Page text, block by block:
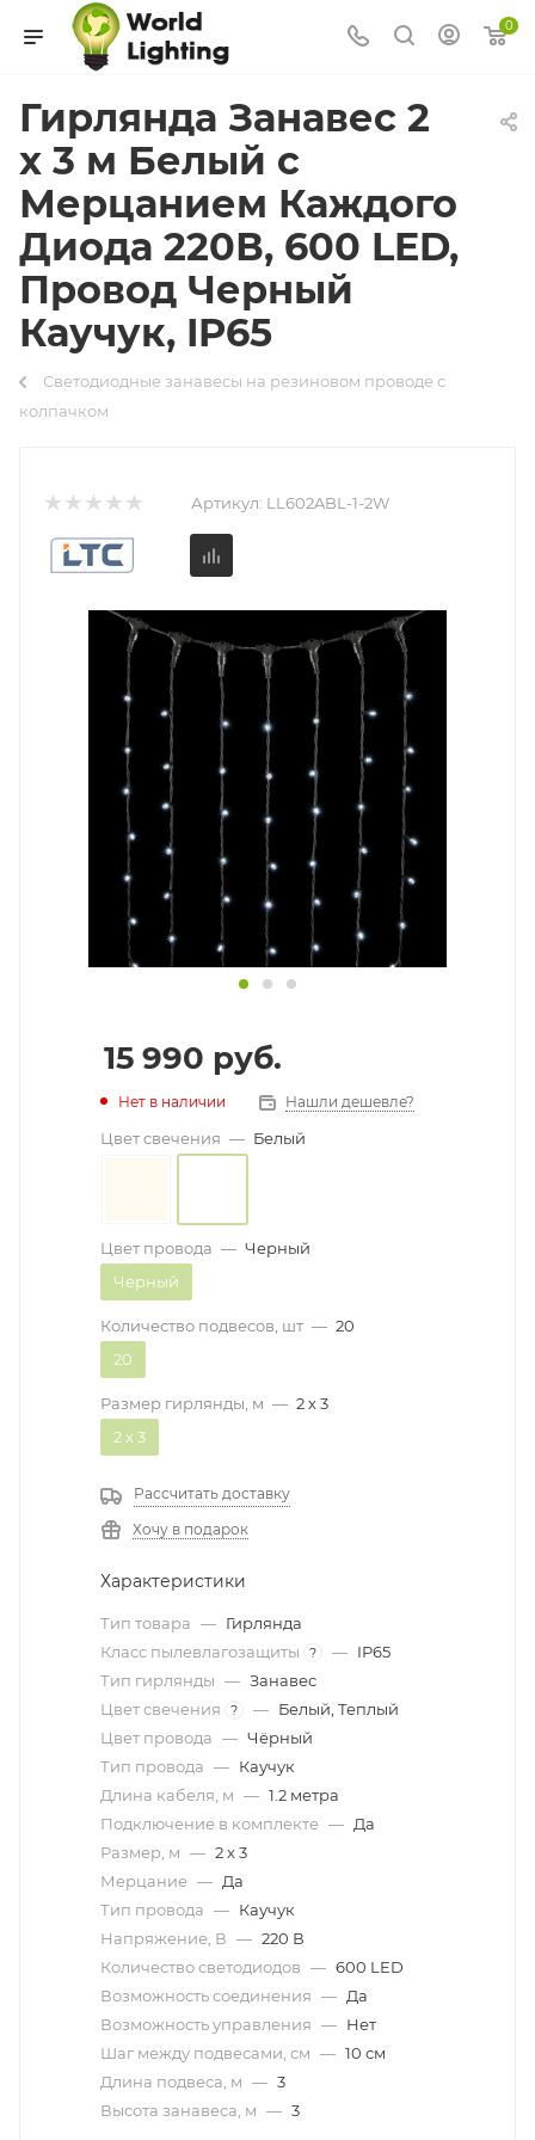
0
Гирлянда Занавес 2
x 3 м Белый с
Мерцанием Каждого
Диода 220В, 600 LED,
Провод Черный
Каучук, IP65
Светодиодные занавесы на резиновом проводе с
колпачком
Артикул: LL602ABL-1-2W
15 990 руб.
Нет в наличии Нашли дешевле?
Цвет свечения — Белый
Цвет провода — Черный
Черный
Количество подвесов, шт — 20
20
Размер гирлянды, м — 2 х 3
2 х 3
Рассчитать доставку
Хочу в подарок
Характеристики
Тип товара — Гирлянда
Класс пылевлагозащиты
? — IP65
Тип гирлянды — Занавес
Цвет свечения
? — Белый, Теплый
Цвет провода — Чёрный
Тип провода — Каучук
Длина кабеля, м — 1.2 метра
Подключение в комплекте — Да
Размер, м — 2 х 3
Мерцание — Да
Тип провода — Каучук
Напряжение, В — 220 В
Количество светодиодов — 600 LED
Возможность соединения — Да
Возможность управления — Нет
Шаг между подвесами, см — 10 см
Длина подвеса, м — 3
Высота занавеса, м — 3